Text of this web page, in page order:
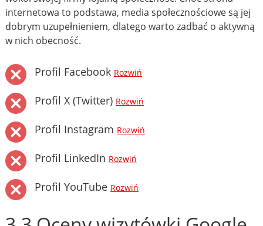
internetowa to podstawa, media społecznościowe są jej
dobrym uzupełnieniem, dlatego warto zadbać o aktywną
w nich obecność.
Profil Facebook Rozwiń
Profil X (Twitter) Rozwiń
Profil Instagram Rozwiń
Profil LinkedIn Rozwiń
Profil YouTube Rozwiń